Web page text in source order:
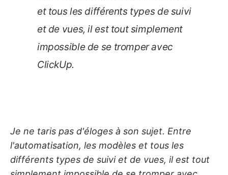
et tous les différents types de suivi
et de vues, il est tout simplement
impossible de se tromper avec
ClickUp.
Je ne taris pas d'éloges à son sujet. Entre
l'automatisation, les modèles et tous les
différents types de suivi et de vues, il est tout